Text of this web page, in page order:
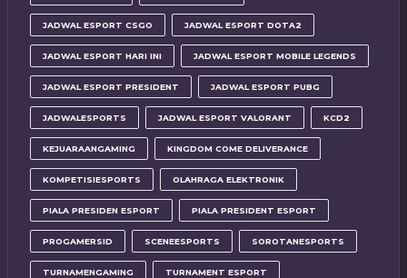
JADWAL ESPORT CSGO JADWAL ESPORT DOTA2
JADWAL ESPORT HARI INI JADWAL ESPORT MOBILE LEGENDS
JADWAL ESPORT PRESIDENT JADWAL ESPORT PUBG
JADWALESPORTS JADWAL ESPORT VALORANT KCD2
KEJUARAANGAMING KINGDOM COME DELIVERANCE
KOMPETISIESPORTS OLAHRAGA ELEKTRONIK
PIALA PRESIDEN ESPORT PIALA PRESIDENT ESPORT
PROGAMERSID SCENEESPORTS SOROTANESPORTS
TURNAMENGAMING TURNAMENT ESPORT